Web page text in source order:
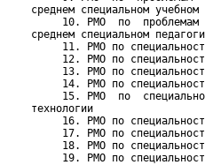
среднем специальном учебном
10. РМО  по  проблемам
среднем специальном
11. РМО по
12. РМО по
13. РМО по
14. РМО по
15. РМО  по
технологии
16. РМО по
17. РМО по
18. РМО по
19. РМО по